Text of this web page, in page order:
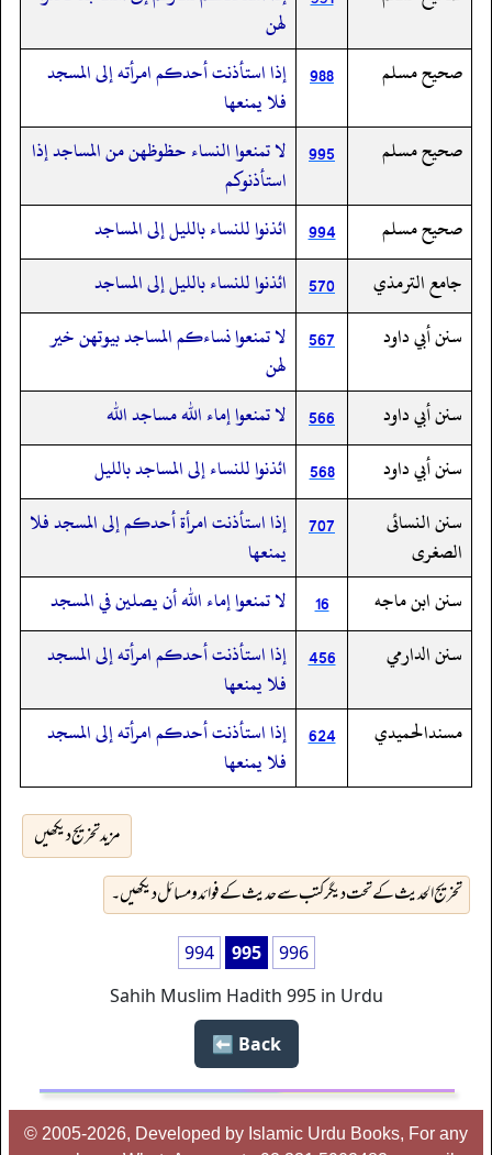
لهن
صحيح مسلم
988
إذا استأذنت أحدكم امرأته إلى المسجد
فلا يمنعها
صحيح مسلم
995
لا تمنعوا النساء حظوظهن من المساجد إذا
استأذنوكم
صحيح مسلم
994
ائذنوا للنساء بالليل إلى المساجد
جامع الترمذي
570
ائذنوا للنساء بالليل إلى المساجد
سنن أبي داود
567
لا تمنعوا نساءكم المساجد بيوتهن خير
لهن
سنن أبي داود
566
لا تمنعوا إماء الله مساجد الله
سنن أبي داود
568
ائذنوا للنساء إلى المساجد بالليل
سنن النسائى
الصغرى
707
إذا استأذنت امرأة أحدكم إلى المسجد فلا
يمنعها
سنن ابن ماجه
16
لا تمنعوا إماء الله أن يصلين في المسجد
سنن الدارمي
456
إذا استأذنت أحدكم امرأته إلى المسجد
فلا يمنعها
مسندالحميدي
624
إذا استأذنت أحدكم امرأته إلى المسجد
فلا يمنعها
مزید تخریج دیکھیں
تخریج الحدیث کے تحت دیگر کتب سے حدیث کے فوائد و مسائل دیکھیں۔
994 995
996
Sahih Muslim Hadith 995 in Urdu
Back ⬅️
© 2005-2026, Developed by Islamic Urdu Books, For any